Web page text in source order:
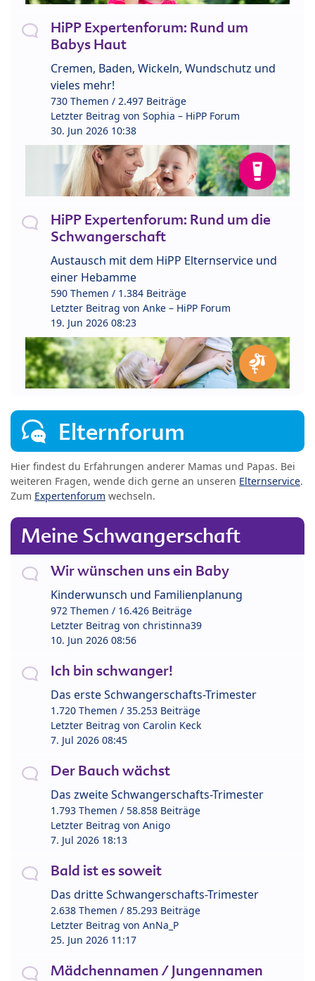
HiPP Expertenforum: Rund um
Babys Haut
Cremen, Baden, Wickeln, Wundschutz und
vieles mehr!
730 Themen / 2.497 Beiträge
Letzter Beitrag von Sophia – HiPP Forum
30. Jun 2026 10:38
HiPP Expertenforum: Rund um die
Schwangerschaft
Austausch mit dem HiPP Elternservice und
einer Hebamme
590 Themen / 1.384 Beiträge
Letzter Beitrag von Anke – HiPP Forum
19. Jun 2026 08:23
Elternforum
Hier findest du Erfahrungen anderer Mamas und Papas. Bei
weiteren Fragen, wende dich gerne an unseren Elternservice.
Zum Expertenforum wechseln.
Meine Schwangerschaft
Wir wünschen uns ein Baby
Kinderwunsch und Familienplanung
972 Themen / 16.426 Beiträge
Letzter Beitrag von christinna39
10. Jun 2026 08:56
Ich bin schwanger!
Das erste Schwangerschafts-Trimester
1.720 Themen / 35.253 Beiträge
Letzter Beitrag von Carolin Keck
7. Jul 2026 08:45
Der Bauch wächst
Das zweite Schwangerschafts-Trimester
1.793 Themen / 58.858 Beiträge
Letzter Beitrag von Anigo
7. Jul 2026 18:13
Bald ist es soweit
Das dritte Schwangerschafts-Trimester
2.638 Themen / 85.293 Beiträge
Letzter Beitrag von AnNa_P
25. Jun 2026 11:17
Mädchennamen / Jungennamen